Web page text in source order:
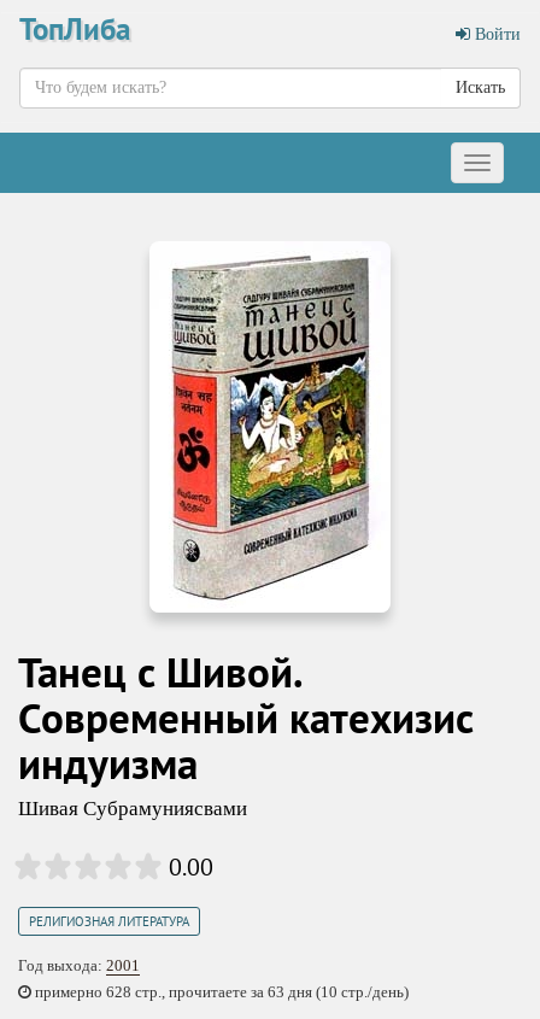
ТопЛиба Войти
Искать
Меню
Танец с Шивой.
Современный катехизис
индуизма
Шивая Субрамуниясвами
0.00
РЕЛИГИОЗНАЯ ЛИТЕРАТУРА
Год выхода: 2001
примерно 628 стр., прочитаете за 63 дня (10 стр./день)